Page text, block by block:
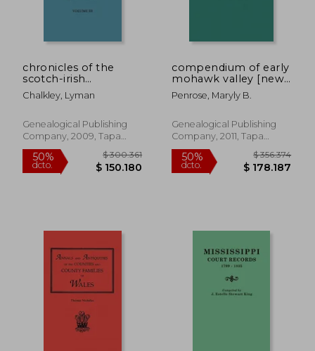
50%
dcto.
50%
dcto.
chronicles of the
scotch-irish
settlement in virginia.
extracted from the
of augusta county,
1745-1800. volume iii
Chalkley, Lyman
Genealogical Publishing
Company, 2009, Tapa
Blanda, Nuevo
compendium of early
mohawk valley [new
york] families. in two
volumes. volume 1 -
nancy (en Inglés)
Penrose, Maryly B.
Genealogical Publishing
Company, 2011, Tapa
Blanda, Nuevo